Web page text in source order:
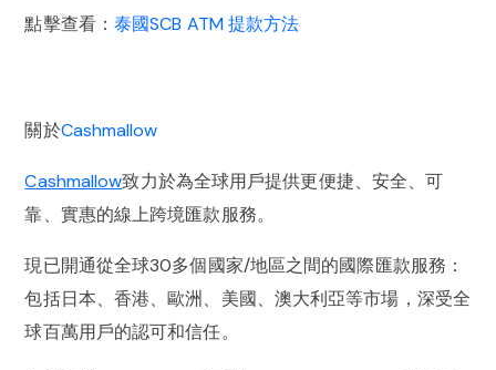
點擊查看： 泰國SCB ATM 提款方法
關於Cashmallow
Cashmallow致力於為全球用戶提供更便捷、安全、可
靠、實惠的線上跨境匯款服務。
現已開通從全球30多個國家/地區之間的國際匯款服務：
包括日本、香港、歐洲、美國、澳大利亞等市場，深受全
球百萬用戶的認可和信任。